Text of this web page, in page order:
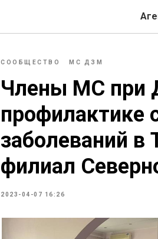
СООБЩЕСТВО МС ДЗМ
Члены МС при
профилактике
заболеваний
филиал
2023-04-07 16:26